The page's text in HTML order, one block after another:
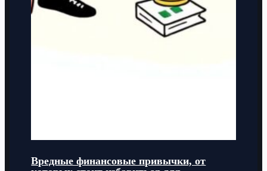
Вредные финансовые привычки, от